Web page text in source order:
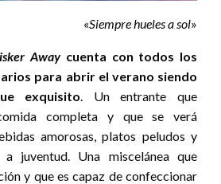
«Siempre hueles a sol»
Awaycuenta con todos los
para abrir el verano siendo
exquisito . Un entrante que
completa y que se verá
amorosas, platos peludos y
juventud. Una miscelánea que
y que es capaz de confeccionar